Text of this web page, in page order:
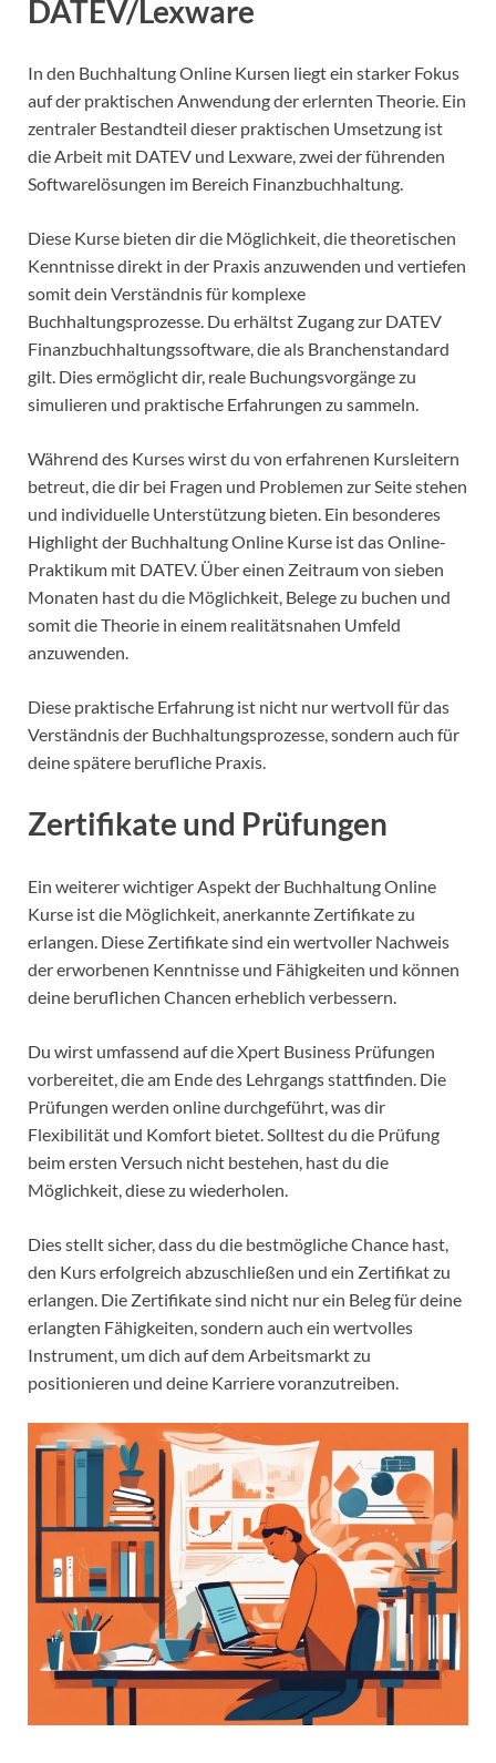
DATEV/Lexware
In den Buchhaltung Online Kursen liegt ein starker Fokus
auf der praktischen Anwendung der erlernten Theorie. Ein
zentraler Bestandteil dieser praktischen Umsetzung ist
die Arbeit mit DATEV und Lexware, zwei der führenden
Softwarelösungen im Bereich Finanzbuchhaltung.
Diese Kurse bieten dir die Möglichkeit, die theoretischen
Kenntnisse direkt in der Praxis anzuwenden und vertiefen
somit dein Verständnis für komplexe
Buchhaltungsprozesse. Du erhältst Zugang zur DATEV
Finanzbuchhaltungssoftware, die als Branchenstandard
gilt. Dies ermöglicht dir, reale Buchungsvorgänge zu
simulieren und praktische Erfahrungen zu sammeln.
Während des Kurses wirst du von erfahrenen Kursleitern
betreut, die dir bei Fragen und Problemen zur Seite stehen
und individuelle Unterstützung bieten. Ein besonderes
Highlight der Buchhaltung Online Kurse ist das Online-
Praktikum mit DATEV. Über einen Zeitraum von sieben
Monaten hast du die Möglichkeit, Belege zu buchen und
somit die Theorie in einem realitätsnahen Umfeld
anzuwenden.
Diese praktische Erfahrung ist nicht nur wertvoll für das
Verständnis der Buchhaltungsprozesse, sondern auch für
deine spätere berufliche Praxis.
Zertifikate und Prüfungen
Ein weiterer wichtiger Aspekt der Buchhaltung Online
Kurse ist die Möglichkeit, anerkannte Zertifikate zu
erlangen. Diese Zertifikate sind ein wertvoller Nachweis
der erworbenen Kenntnisse und Fähigkeiten und können
deine beruflichen Chancen erheblich verbessern.
Du wirst umfassend auf die Xpert Business Prüfungen
vorbereitet, die am Ende des Lehrgangs stattfinden. Die
Prüfungen werden online durchgeführt, was dir
Flexibilität und Komfort bietet. Solltest du die Prüfung
beim ersten Versuch nicht bestehen, hast du die
Möglichkeit, diese zu wiederholen.
Dies stellt sicher, dass du die bestmögliche Chance hast,
den Kurs erfolgreich abzuschließen und ein Zertifikat zu
erlangen. Die Zertifikate sind nicht nur ein Beleg für deine
erlangten Fähigkeiten, sondern auch ein wertvolles
Instrument, um dich auf dem Arbeitsmarkt zu
positionieren und deine Karriere voranzutreiben.